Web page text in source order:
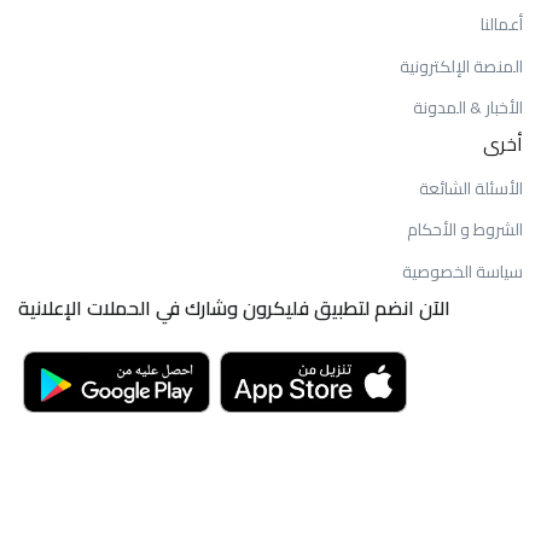
أعمالنا
المنصة الإلكترونية
الأخبار & المدونة
أخرى
الأسئلة الشائعة
الشروط و الأحكام
سياسة الخصوصية
الآن انضم لتطبيق فليكرون وشارك في الحملات الإعلانية